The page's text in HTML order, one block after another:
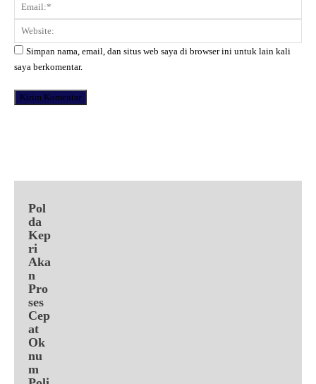
Simpan nama, email, dan situs web saya di browser ini untuk lain kali
saya berkomentar.
Pol
da
Kep
ri
Aka
n
Pro
ses
Cep
at
Ok
nu
m